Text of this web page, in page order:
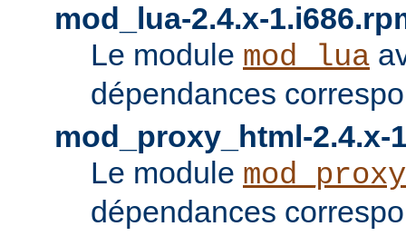
mod_lua-2.4.x-
Le module mod_lua
dépendances
mod_proxy_html-2.4.x-
Le module
dépendances